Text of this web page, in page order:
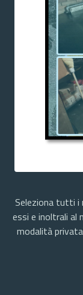
Seleziona tutti i
essi e inoltrali al
modalità